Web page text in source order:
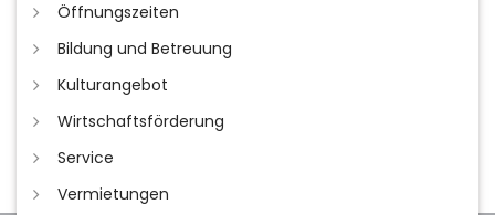
Öffnungszeiten
Bildung und Betreuung
Kulturangebot
Wirtschaftsförderung
Service
Vermietungen